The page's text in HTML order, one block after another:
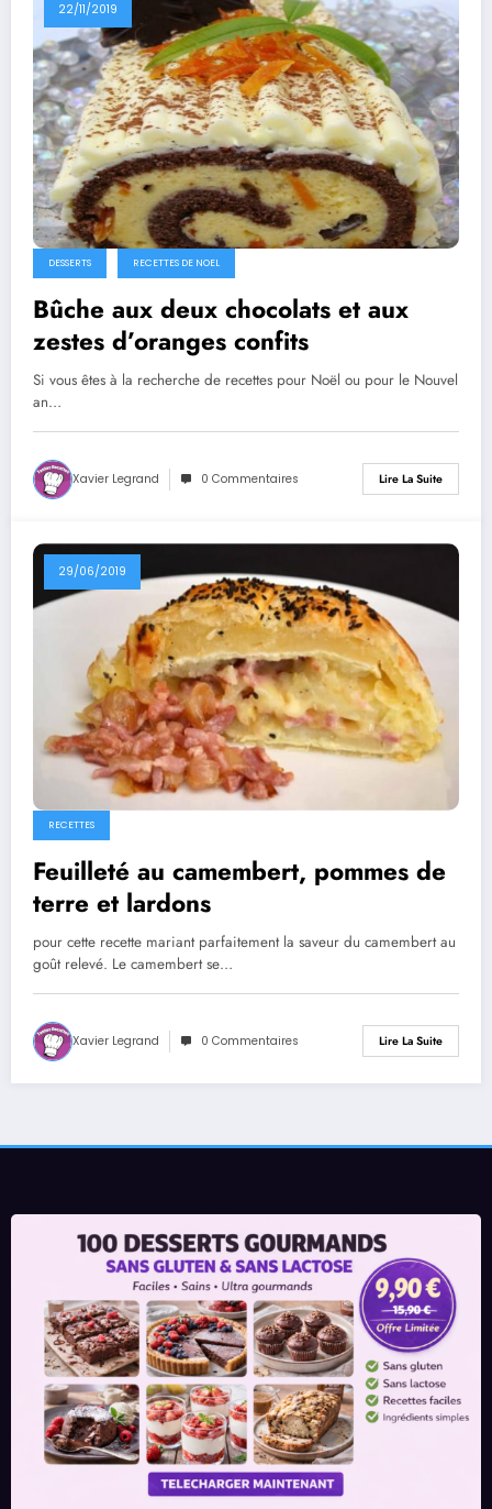
22/11/2019
DESSERTS RECETTES DE NOEL
Bûche aux deux chocolats et aux
zestes d’oranges confits
Si vous êtes à la recherche de recettes pour Noël ou pour le Nouvel
an…
Xavier Legrand 0 Commentaires Lire La Suite
29/06/2019
RECETTES
Feuilleté au camembert, pommes de
terre et lardons
pour cette recette mariant parfaitement la saveur du camembert au
goût relevé. Le camembert se…
Xavier Legrand 0 Commentaires Lire La Suite